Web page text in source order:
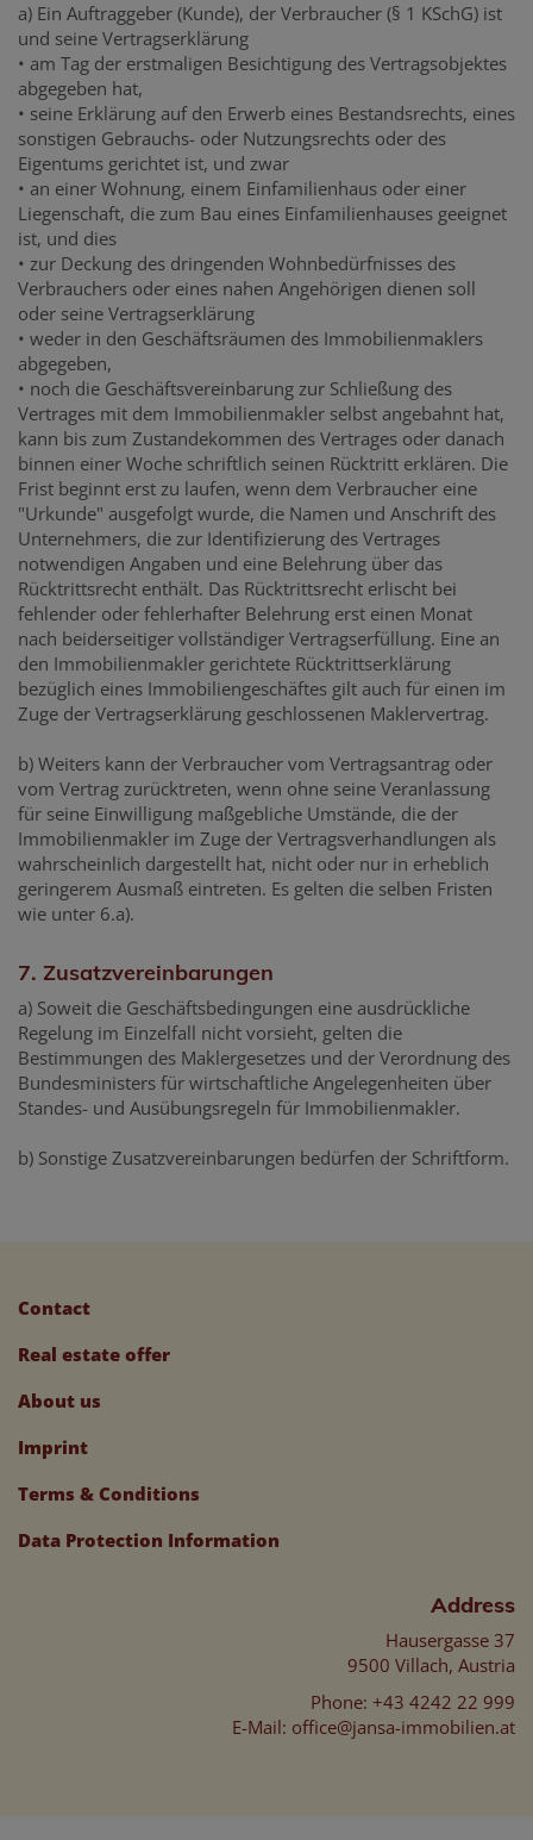
a) Ein Auftraggeber (Kunde), der Verbraucher (§ 1 KSchG) ist
und seine Vertragserklärung
• am Tag der erstmaligen Besichtigung des Vertragsobjektes
abgegeben hat,
• seine Erklärung auf den Erwerb eines Bestandsrechts, eines
sonstigen Gebrauchs- oder Nutzungsrechts oder des
Eigentums gerichtet ist, und zwar
• an einer Wohnung, einem Einfamilienhaus oder einer
Liegenschaft, die zum Bau eines Einfamilienhauses geeignet
ist, und dies
• zur Deckung des dringenden Wohnbedürfnisses des
Verbrauchers oder eines nahen Angehörigen dienen soll
oder seine Vertragserklärung
• weder in den Geschäftsräumen des Immobilienmaklers
abgegeben,
• noch die Geschäftsvereinbarung zur Schließung des
Vertrages mit dem Immobilienmakler selbst angebahnt hat,
kann bis zum Zustandekommen des Vertrages oder danach
binnen einer Woche schriftlich seinen Rücktritt erklären. Die
Frist beginnt erst zu laufen, wenn dem Verbraucher eine
"Urkunde" ausgefolgt wurde, die Namen und Anschrift des
Unternehmers, die zur Identifizierung des Vertrages
notwendigen Angaben und eine Belehrung über das
Rücktrittsrecht enthält. Das Rücktrittsrecht erlischt bei
fehlender oder fehlerhafter Belehrung erst einen Monat
nach beiderseitiger vollständiger Vertragserfüllung. Eine an
den Immobilienmakler gerichtete Rücktrittserklärung
bezüglich eines Immobiliengeschäftes gilt auch für einen im
Zuge der Vertragserklärung geschlossenen Maklervertrag.
b) Weiters kann der Verbraucher vom Vertragsantrag oder
vom Vertrag zurücktreten, wenn ohne seine Veranlassung
für seine Einwilligung maßgebliche Umstände, die der
Immobilienmakler im Zuge der Vertragsverhandlungen als
wahrscheinlich dargestellt hat, nicht oder nur in erheblich
geringerem Ausmaß eintreten. Es gelten die selben Fristen
wie unter 6.a).
7. Zusatzvereinbarungen
a) Soweit die Geschäftsbedingungen eine ausdrückliche
Regelung im Einzelfall nicht vorsieht, gelten die
Bestimmungen des Maklergesetzes und der Verordnung des
Bundesministers für wirtschaftliche Angelegenheiten über
Standes- und Ausübungsregeln für Immobilienmakler.
b) Sonstige Zusatzvereinbarungen bedürfen der Schriftform.
Contact
Real estate offer
About us
Imprint
Terms & Conditions
Data Protection Information
Address
Hausergasse 37
9500 Villach, Austria
Phone: +43 4242 22 999
E-Mail: office@jansa-immobilien.at